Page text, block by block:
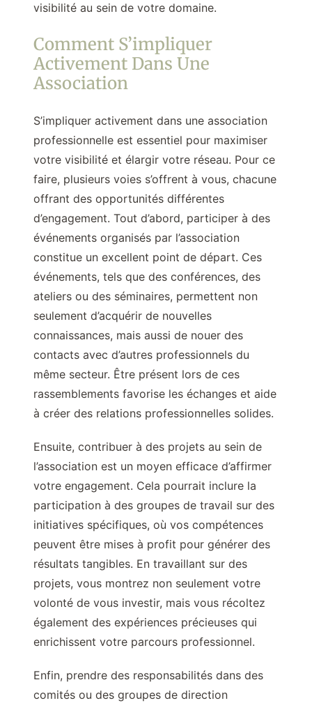
visibilité au sein de votre domaine.
Comment S’impliquer
Activement Dans Une
Association
S’impliquer activement dans une association
professionnelle est essentiel pour maximiser
votre visibilité et élargir votre réseau. Pour ce
faire, plusieurs voies s’offrent à vous, chacune
offrant des opportunités différentes
d’engagement. Tout d’abord, participer à des
événements organisés par l’association
constitue un excellent point de départ. Ces
événements, tels que des conférences, des
ateliers ou des séminaires, permettent non
seulement d’acquérir de nouvelles
connaissances, mais aussi de nouer des
contacts avec d’autres professionnels du
même secteur. Être présent lors de ces
rassemblements favorise les échanges et aide
à créer des relations professionnelles solides.
Ensuite, contribuer à des projets au sein de
l’association est un moyen efficace d’affirmer
votre engagement. Cela pourrait inclure la
participation à des groupes de travail sur des
initiatives spécifiques, où vos compétences
peuvent être mises à profit pour générer des
résultats tangibles. En travaillant sur des
projets, vous montrez non seulement votre
volonté de vous investir, mais vous récoltez
également des expériences précieuses qui
enrichissent votre parcours professionnel.
Enfin, prendre des responsabilités dans des
comités ou des groupes de direction